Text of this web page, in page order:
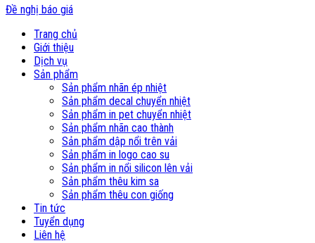
Đề nghị báo giá
Trang chủ
Giới thiệu
Dịch vụ
Sản phẩm
Sản phẩm nhãn ép nhiệt
Sản phẩm decal chuyển nhiệt
Sản phẩm in pet chuyển nhiệt
Sản phẩm nhãn cao thành
Sản phẩm dập nổi trên vải
Sản phẩm in logo cao su
Sản phẩm in nổi silicon lên vải
Sản phẩm thêu kim sa
Sản phẩm thêu con giống
Tin tức
Tuyển dụng
Liên hệ